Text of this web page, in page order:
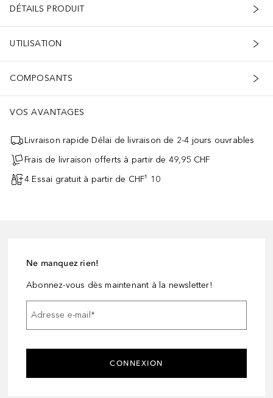
DÉTAILS PRODUIT
UTILISATION
COMPOSANTS
VOS AVANTAGES
Livraison rapide Délai de livraison de 2-4 jours ouvrables
Frais de livraison offerts à partir de 49,95 CHF
4 Essai gratuit à partir de CHF¹ 10
Ne manquez rien!
Abonnez-vous dès maintenant à la newsletter!
Adresse e-mail*
CONNEXION